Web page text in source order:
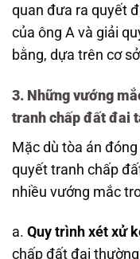
quan đưa ra quyết
của ông A và giải
bằng, dựa trên cơ
3. Những vướng
tranh chấp đất đai
Mặc dù tòa án
quyết tranh chấp
nhiều vướng mắc
a. Quy trình xét xử
chấp đất đai